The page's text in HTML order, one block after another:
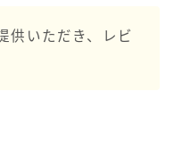
供いただき、レビ